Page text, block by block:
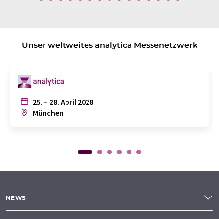
Unser weltweites analytica Messenetzwerk
25. – 28. April 2028
München
NEWS